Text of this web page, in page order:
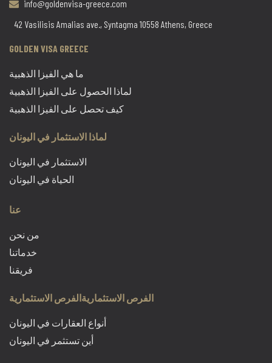
info@goldenvisa-greece.com
42 Vasilisis Amalias ave., Syntagma 10558 Athens, Greece
GOLDEN VISA GREECE
ما هي الفيزا الذهبية
لماذا الحصول على الفيزا الذهبية
كيف تحصل على الفيزا الذهبية
لماذا الاستثمار في اليونان
الاستثمار في اليونان
الحياة في اليونان
عنا
من نحن
خدماتنا
فريقنا
الفرص الاستثماريةالفرص الاستثمارية
أنواع العقارات في اليونان
أين تستثمر في اليونان